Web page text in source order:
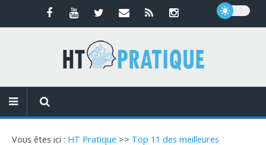
Vous êtes ici : HT Pratique >> Top 11 des meilleures